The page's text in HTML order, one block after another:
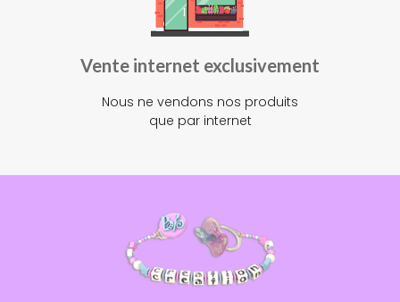
Vente internet exclusivement
Nous ne vendons nos produits
que par internet